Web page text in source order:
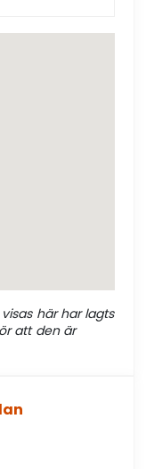
här har lagts
att den är